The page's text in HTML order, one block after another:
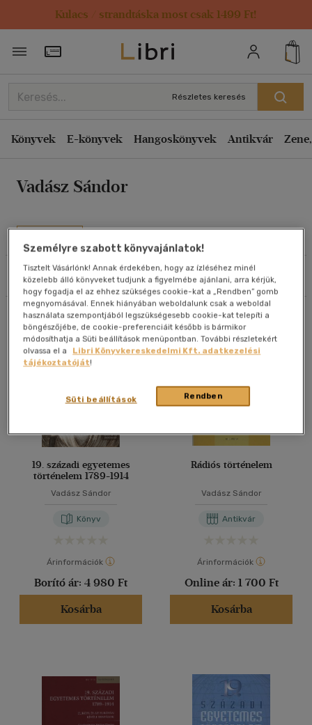
Kulacs / strandtáska most csak 1499 Ft!
Törzsvásárlói Kártya adatai
Részletes keresés
Könyvek E-könyvek Hangoskönyvek Antikvár
Vadász Sándor
Művei
Szűrés Rendezés
Rendezés
Kiadás éve szerint csökkenő
Ár szerint csökkenő
Eladott darabszám szerint csökkenő
Cím szerint A-Z
Szerző szerint A-Z
Megjelenítés
20 db / oldal
40 db / oldal
Alkalmaz
Összesen4db
19. századi egyetemes
történelem 1789-1914
Vadász Sándor
Könyv
Árinformációk
Borító ár: 4 980 Ft
Kosárba
Rádiós történelem
Vadász Sándor
Antikvár
Árinformációk
Online ár: 1 700 Ft
Kosárba
Személyre szabott könyvajánlatok!
Tisztelt Vásárlónk! Annak érdekében, hogy az ízléséhez minél
közelebb álló könyveket tudjunk a figyelmébe ajánlani, arra kérjük,
hogy fogadja el az ehhez szükséges cookie-kat a „Rendben” gomb
megnyomásával. Ennek hiányában weboldalunk csak a weboldal
használata szempontjából legszükségesebb cookie-kat telepíti a
böngészőjébe, de cookie-preferenciáit később is bármikor
módosíthatja a Süti beállítások menüpontban. További részletekért
olvassa el a
Libri Könyvkereskedelmi Kft. adatkezelési
tájékoztatóját!
Rendben
Süti beállítások